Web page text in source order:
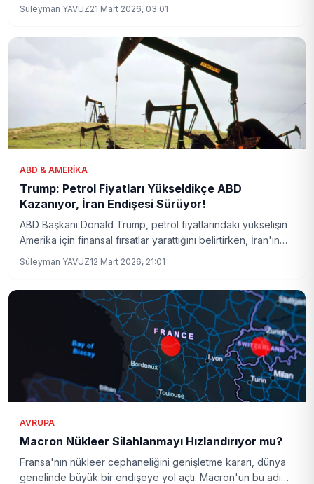
Süleyman YAVUZ21 Mart 2026, 03:01
ABD & AMERIKA
Trump: Petrol Fiyatları Yükseldikçe ABD
Kazanıyor, İran Endişesi Sürüyor!
ABD Başkanı Donald Trump, petrol fiyatlarındaki yükselişin
Amerika için finansal fırsatlar yarattığını belirtirken, İran'ın
yaptı. Bölgesel ve küresel dengeler üzerindeki etkileriyle
politikalarını şekillendiriyor.
Süleyman YAVUZ12 Mart 2026, 21:01
AVRUPA
Macron Nükleer Silahlanmayı Hızlandırıyor mu?
Fransa'nın nükleer cephaneliğini genişletme kararı, dünya
genelinde büyük bir endişeye yol açtı. Macron'un bu adımı